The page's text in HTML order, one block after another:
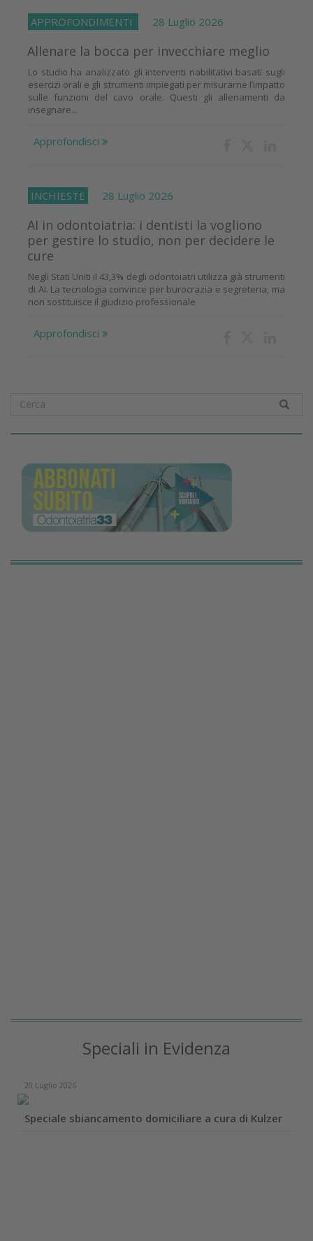
APPROFONDIMENTI 28 Luglio 2026
Allenare la bocca per invecchiare meglio
Lo studio ha analizzato gli interventi riabilitativi basati sugli
esercizi orali e gli strumenti impiegati per misurarne l’impatto
sulle funzioni del cavo orale. Questi gli allenamenti da
insegnare...
Approfondisci
INCHIESTE 28 Luglio 2026
AI in odontoiatria: i dentisti la vogliono
per gestire lo studio, non per decidere le
cure
Negli Stati Uniti il 43,3% degli odontoiatri utilizza già strumenti
di AI. La tecnologia convince per burocrazia e segreteria, ma
non sostituisce il giudizio professionale
Approfondisci
Speciali in Evidenza
20 Luglio 2026
Speciale sbiancamento domiciliare a cura di Kulzer